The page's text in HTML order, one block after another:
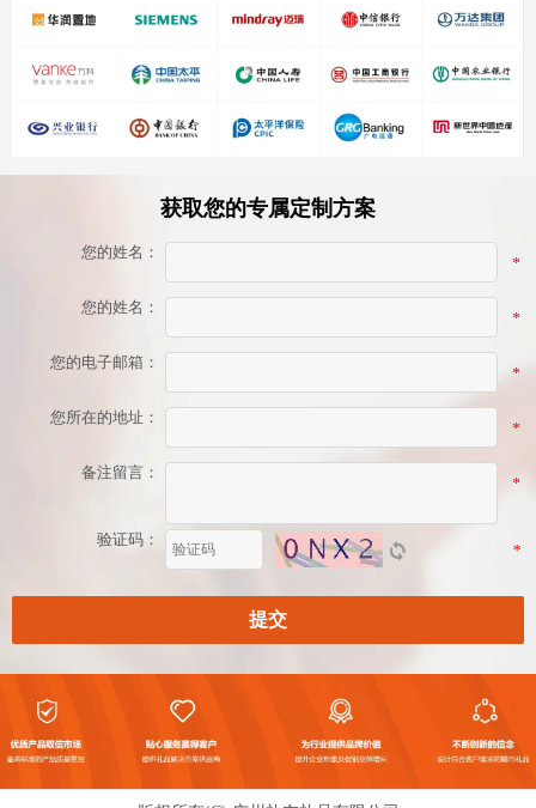
获取您的专属定制方案
您的姓名：
*
您的姓名：
*
您的电子邮箱：
*
您所在的地址：
*
备注留言：
*
验证码：
*